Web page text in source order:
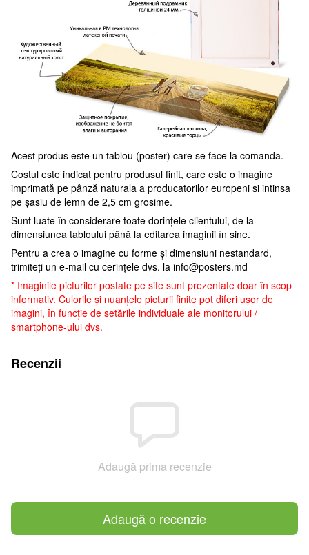
Acest produs este un tablou (poster) care se face la comanda.
Costul este indicat pentru produsul finit, care este o imagine
imprimată pe pânză naturala a producatorilor europeni si intinsa
pe șasiu de lemn de 2,5 cm grosime.
Sunt luate în considerare toate dorințele clientului, de la
dimensiunea tabloului până la editarea imaginii în sine.
Pentru a crea o imagine cu forme și dimensiuni nestandard,
trimiteți un e-mail cu cerințele dvs. la info@posters.md
* Imaginile picturilor postate pe site sunt prezentate doar în scop
informativ. Culorile și nuanțele picturii finite pot diferi ușor de
imagini, în funcție de setările individuale ale monitorului /
smartphone-ului dvs.
Recenzii
Adaugă prima recenzie
Adaugă o recenzie